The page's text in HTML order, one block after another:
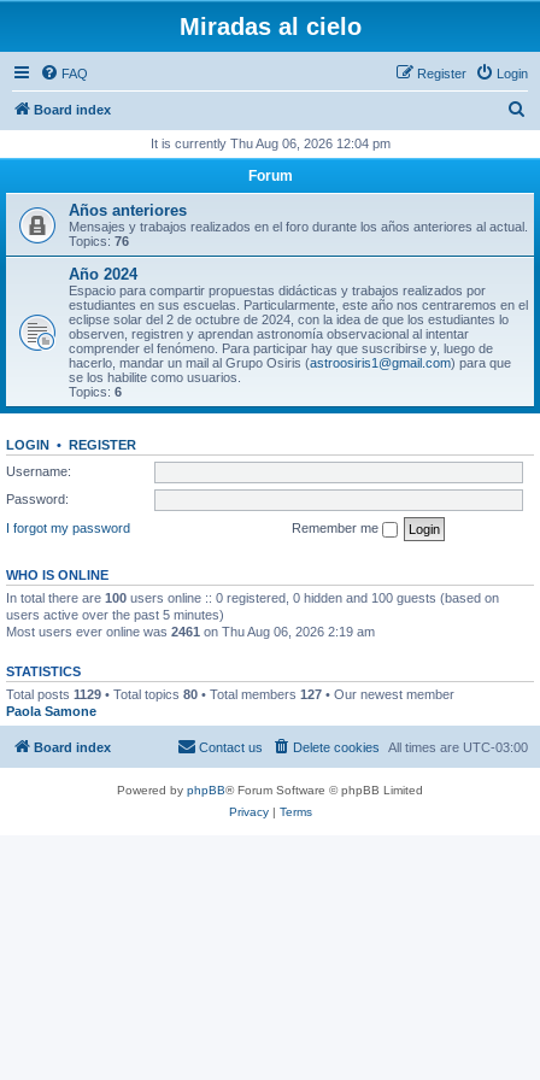
Miradas al cielo
FAQ Login
Register
Board index
r
h
It is currently Thu Aug 06, 2026 12:04 pm
Forum
Años anteriores
Mensajes y trabajos realizados en el foro durante los años anteriores al actual.
Topics: 76
Año 2024
Espacio para compartir propuestas didácticas y trabajos realizados por
estudiantes en sus escuelas. Particularmente, este año nos centraremos en el
eclipse solar del 2 de octubre de 2024, con la idea de que los estudiantes lo
observen, registren y aprendan astronomía observacional al intentar
comprender el fenómeno. Para participar hay que suscribirse y, luego de
hacerlo, mandar un mail al Grupo Osiris (astroosiris1@gmail.com) para que
se los habilite como usuarios.
Topics: 6
LOGIN • REGISTER
Username:
Password:
I forgot my password
Remember me
WHO IS ONLINE
In total there are 100 users online :: 0 registered, 0 hidden and 100 guests (based on
users active over the past 5 minutes)
Most users ever online was 2461 on Thu Aug 06, 2026 2:19 am
STATISTICS
Total posts 1129 • Total topics 80 • Total members 127 • Our newest member
Paola Samone
Board index All times are UTC-03:00
Delete cookies
Contact us
Powered by phpBB® Forum Software © phpBB Limited
Privacy| Terms